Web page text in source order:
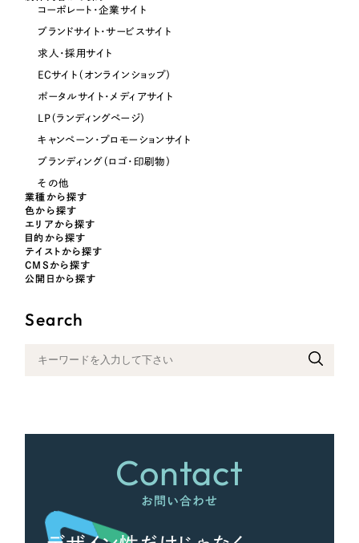
オレンジ・橙色
パープル・紫色
ピンク・桃色
コーポレート・企業サイト
ブランドサイト・サービスサイト
求人・採用サイト
ECサイト（オンラインショップ）
ポータルサイト・メディアサイト
LP（ランディングページ）
キャンペーン・プロモーションサイト
ブランディング（ロゴ・印刷物）
その他
業種から探す
色から探す
エリアから探す
目的から探す
テイストから探す
CMSから探す
公開日から探す
Search
Contact
お問い合わせ